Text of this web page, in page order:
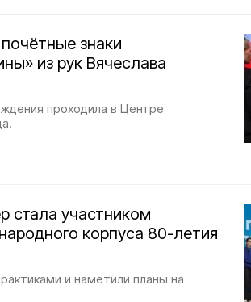
знаки
из рук Вячеслава
проходила в Центре
стала участником
корпуса 80-летия
и наметили планы на